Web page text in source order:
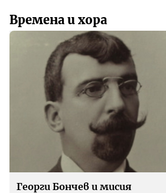
Времена и хора
Георги Бончев и мисия